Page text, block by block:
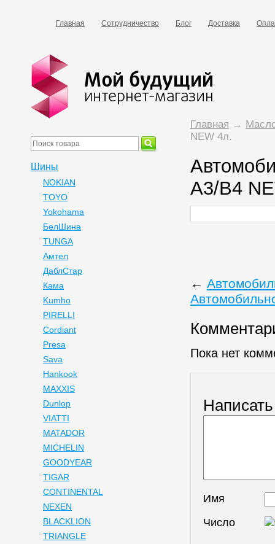
Главная Сотрудничество Блог Доставка
Главная →
NEW 4л.
А3/В4
←
Пока нет
Имя
Число
Шины
NOKIAN
TOYO
Yokohama
БелШина
TUNGA
Амтел
ДаблСтар
Кама
Kumho
PIRELLI
Cordiant
Presa
Sava
Hankook
MAXXIS
Dunlop
VIATTI
MATADOR
MICHELIN
GOODYEAR
TIGAR
CONTINENTAL
NEXEN
BLACKLION
TRIANGLE